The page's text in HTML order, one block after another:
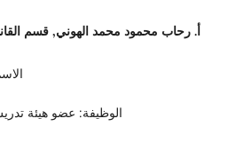
أ. رحاب محمود محمد الهوني, قسم
الوظيفة: عضو هيئة